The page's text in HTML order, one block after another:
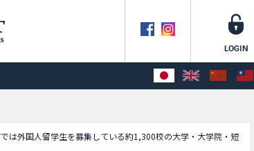
は外国人留学生を募集している約1,300校の大学・大学院・短